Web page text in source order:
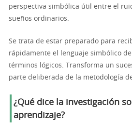
perspectiva simbólica útil entre el
sueños ordinarios.
Se trata de estar preparado para
rápidamente el lenguaje simbólico
términos lógicos. Transforma un
parte deliberada de la metodología
¿Qué dice la investigación
aprendizaje?